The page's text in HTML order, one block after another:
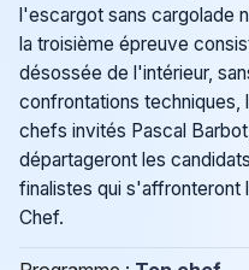
l'escargot sans cargolade
la troisième épreuve
désossée de l'intérieur,
confrontations techniques,
chefs invités Pascal
départageront les
finalistes qui s'affronteront
Chef.